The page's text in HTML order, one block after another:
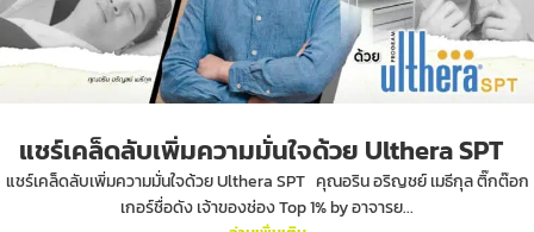
แชร์เคล็ดลับเพิ่มความมั่นใจด้วย Ulthera SPT
แชร์เคล็ดลับเพิ่มความมั่นใจด้วย Ulthera SPT คุณอริน อริญชย์ เมธีกุล ติ๊กต๊อก
เกอร์ชื่อดัง เจ้าของช่อง Top 1% by อาจารย...